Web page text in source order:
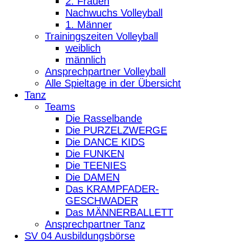
Nachwuchs Volleyball
1. Männer
Trainingszeiten Volleyball
weiblich
männlich
Ansprechpartner Volleyball
Alle Spieltage in der Übersicht
Tanz
Teams
Die Rasselbande
Die PURZELZWERGE
Die DANCE KIDS
Die FUNKEN
Die TEENIES
Die DAMEN
Das KRAMPFADER-
GESCHWADER
Das MÄNNERBALLETT
Ansprechpartner Tanz
SV 04 Ausbildungsbörse